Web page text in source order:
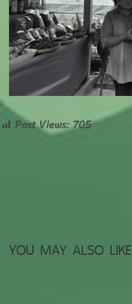
Post Views:705
YOU MAY ALSO LIKE